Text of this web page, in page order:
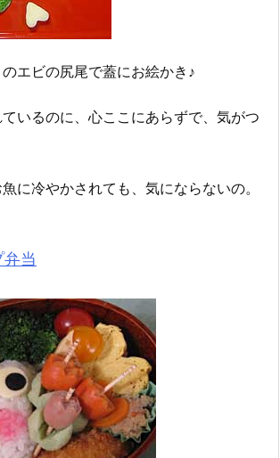
エビの尻尾で蓋にお絵かき♪
いるのに、心ここにあらずで、気がつ
に冷やかされても、気にならないの。
当